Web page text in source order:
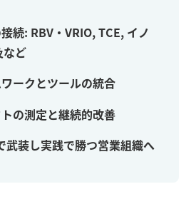
続: RBV・VRIO, TCE, イノ
など
ークとツールの統合
の測定と継続的改善
武装し実践で勝つ営業組織へ